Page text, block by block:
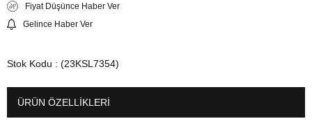
Fiyat Düşünce Haber Ver
Gelince Haber Ver
Stok Kodu (23KSL7354)
ÜRÜN ÖZELLIKLERI